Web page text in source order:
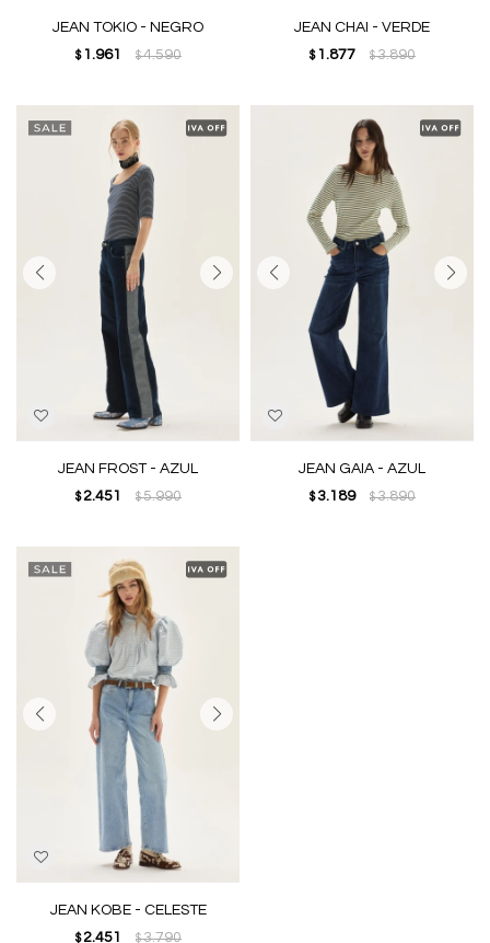
JEAN TOKIO - NEGRO
$ 1.961 $4.590
JEAN CHAI - VERDE
$ 1.877 $3.890
JEAN FROST - AZUL
$ 2.451 $5.990
JEAN GAIA - AZUL
$ 3.189 $3.890
JEAN KOBE - CELESTE
$ 2.451 $3.790